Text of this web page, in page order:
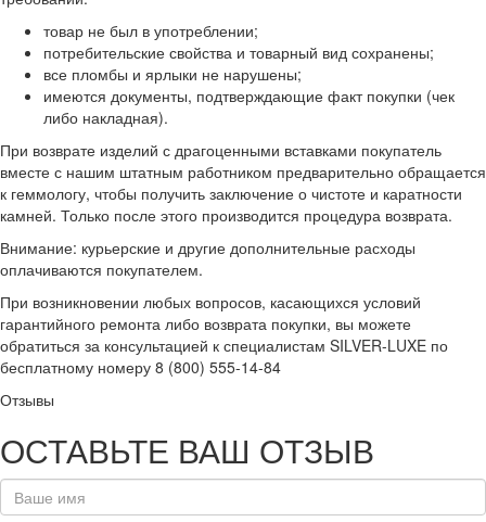
товар не был в употреблении;
потребительские свойства и товарный вид сохранены;
все пломбы и ярлыки не нарушены;
имеются документы, подтверждающие факт покупки (чек
либо накладная).
При возврате изделий с драгоценными вставками покупатель
вместе с нашим штатным работником предварительно обращается
к геммологу, чтобы получить заключение о чистоте и каратности
камней. Только после этого производится процедура возврата.
Внимание: курьерские и другие дополнительные расходы
оплачиваются покупателем.
При возникновении любых вопросов, касающихся условий
гарантийного ремонта либо возврата покупки, вы можете
обратиться за консультацией к специалистам SILVER-LUXE по
бесплатному номеру 8 (800) 555-14-84
Отзывы
ОСТАВЬТЕ ВАШ ОТЗЫВ